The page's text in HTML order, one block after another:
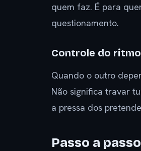
quem faz. É para
questionamento.
Controle do
Quando o outro
Não significa travar
a pressa dos
Passo a